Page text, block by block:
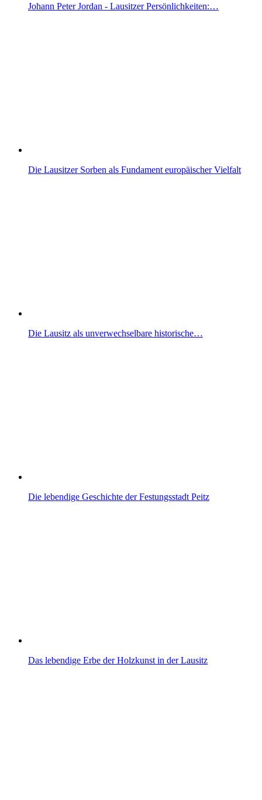
Johann Peter Jordan - Lausitzer Persönlichkeiten:…
Die Lausitzer Sorben als Fundament europäischer Vielfalt
Die Lausitz als unverwechselbare historische…
Die lebendige Geschichte der Festungsstadt Peitz
Das lebendige Erbe der Holzkunst in der Lausitz